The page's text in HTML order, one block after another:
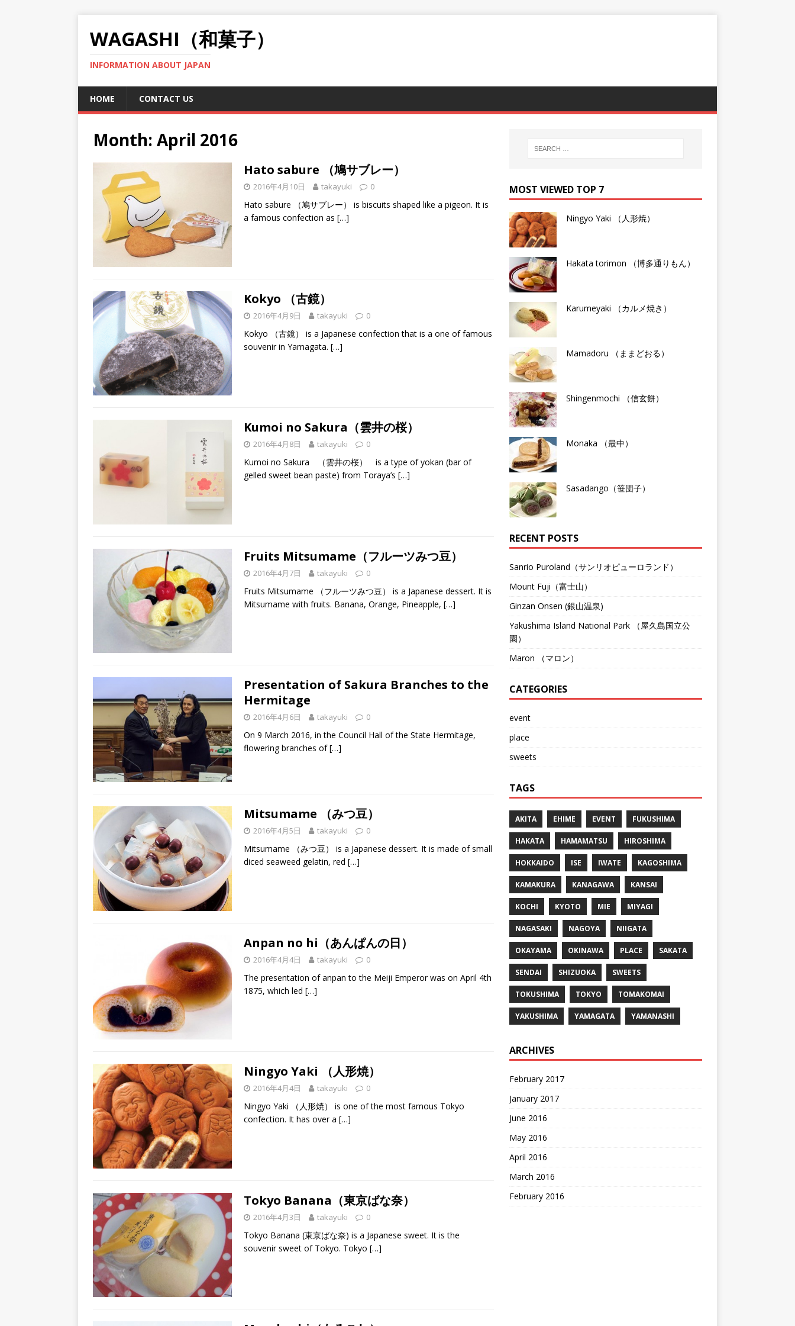
WAGASHI（和菓子）
INFORMATION ABOUT JAPAN
HOME CONTACT US
Month: April 2016
Hato sabure （鳩サブレー）
2016年4月10日 takayuki 0
Hato sabure （鳩サブレー） is biscuits shaped like a pigeon. It is
a famous confection as […]
Kokyo （古鏡）
2016年4月9日 takayuki 0
Kokyo （古鏡） is a Japanese confection that is a one of famous
souvenir in Yamagata. […]
Kumoi no Sakura（雲井の桜）
2016年4月8日 takayuki 0
Kumoi no Sakura （雲井の桜） is a type of yokan (bar of
gelled sweet bean paste) from Toraya’s […]
Fruits Mitsumame（フルーツみつ豆）
2016年4月7日 takayuki 0
Fruits Mitsumame （フルーツみつ豆） is a Japanese dessert. It is
Mitsumame with fruits. Banana, Orange, Pineapple, […]
Presentation of Sakura Branches to the
Hermitage
2016年4月6日 takayuki 0
On 9 March 2016, in the Council Hall of the State Hermitage,
flowering branches of[…]
Mitsumame （みつ豆）
2016年4月5日 takayuki 0
Mitsumame （みつ豆） is a Japanese dessert. It is made of small
diced seaweed gelatin, red […]
Anpan no hi（あんぱんの日）
2016年4月4日 takayuki 0
The presentation of anpan to the Meiji Emperor was on April 4th
1875, which led […]
Ningyo Yaki （人形焼）
2016年4月4日 takayuki 0
Ningyo Yaki （人形焼） is one of the most famous Tokyo
confection. It has over a […]
Tokyo Banana（東京ばな奈）
2016年4月3日 takayuki 0
Tokyo Banana (東京ばな奈) is a Japanese sweet. It is the
souvenir sweet of Tokyo. Tokyo […]
MOST VIEWED TOP 7
Ningyo Yaki （人形焼）
Hakata torimon （博多通りもん）
Karumeyaki （カルメ焼き）
Mamadoru （ままどおる）
Shingenmochi （信玄餅）
Monaka （最中）
Sasadango（笹団子）
RECENT POSTS
Sanrio Puroland（サンリオピューロランド）
Mount Fuji（富士山）
Ginzan Onsen (銀山温泉)
Yakushima Island National Park （屋久島国立公
園）
Maron （マロン）
CATEGORIES
event
place
sweets
TAGS
AKITA EHIME EVENT FUKUSHIMA
HAKATA HAMAMATSU HIROSHIMA
HOKKAIDO ISE IWATE KAGOSHIMA
KAMAKURA KANAGAWA KANSAI
KOCHI KYOTO MIE MIYAGI
NAGASAKI NAGOYA NIIGATA
OKAYAMA OKINAWA PLACE SAKATA
SENDAI SHIZUOKA SWEETS
TOKUSHIMA TOKYO TOMAKOMAI
YAKUSHIMA YAMAGATA YAMANASHI
ARCHIVES
February 2017
January 2017
June 2016
May 2016
April 2016
March 2016
February 2016